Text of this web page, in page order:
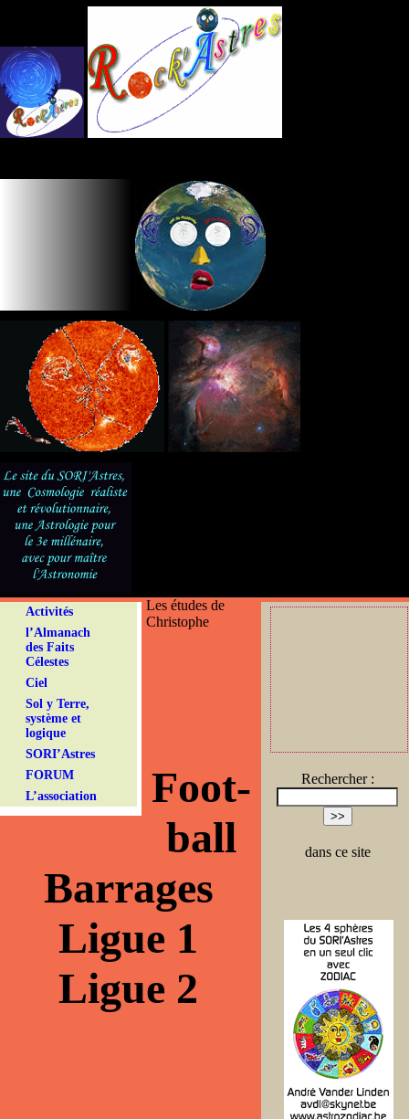
Activités
l’Almanach
des Faits
Célestes
Ciel
Sol y Terre,
système et
logique
SORI’Astres
FORUM
L’association
Rechercher :
dans ce site
Les études de
Christophe
Foot-
ball
Barrages
Ligue 1
Ligue 2
Panneau de gestion des cookies